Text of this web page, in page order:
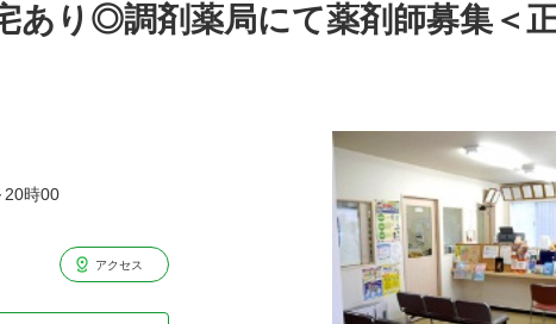
あり◎調剤薬局にて薬剤師募集＜
20時00
アクセス